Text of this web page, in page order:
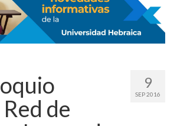
9
SEP 2016
de